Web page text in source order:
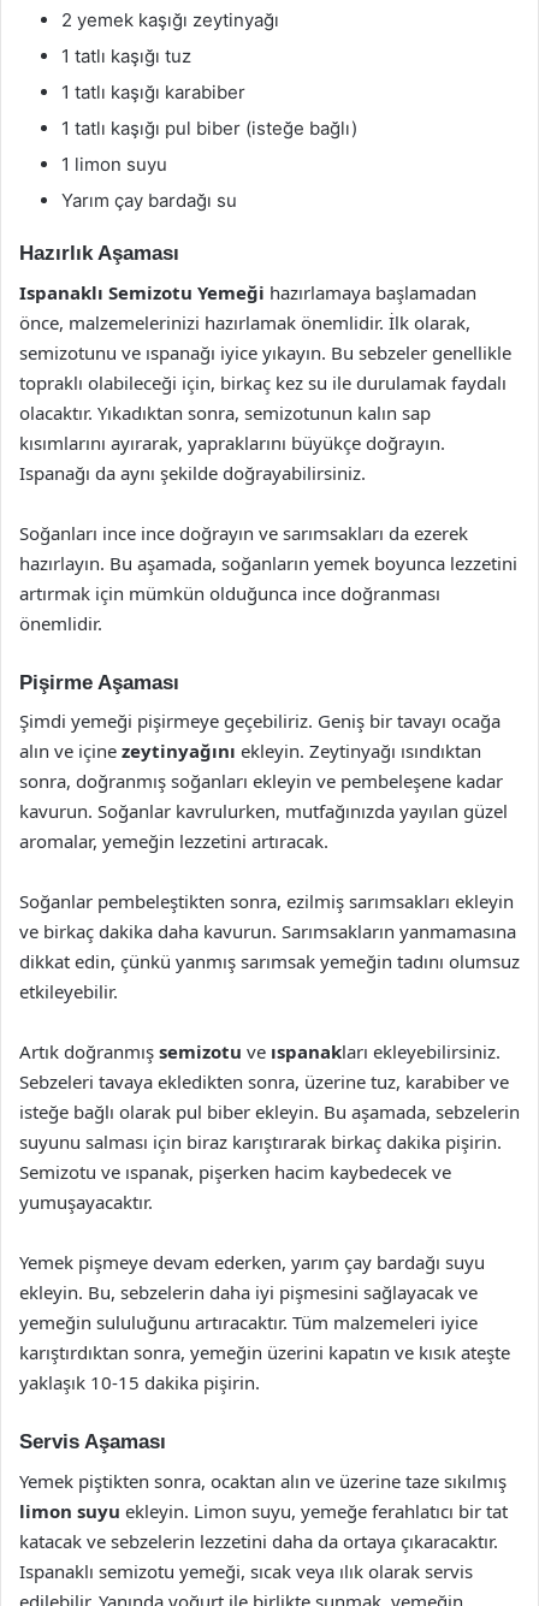
2 yemek kaşığı zeytinyağı
1 tatlı kaşığı tuz
1 tatlı kaşığı karabiber
1 tatlı kaşığı pul biber (isteğe bağlı)
1 limon suyu
Yarım çay bardağı su
Hazırlık Aşaması
Ispanaklı Semizotu Yemeği hazırlamaya başlamadan
önce, malzemelerinizi hazırlamak önemlidir. İlk olarak,
semizotunu ve ıspanağı iyice yıkayın. Bu sebzeler genellikle
topraklı olabileceği için, birkaç kez su ile durulamak faydalı
olacaktır. Yıkadıktan sonra, semizotunun kalın sap
kısımlarını ayırarak, yapraklarını büyükçe doğrayın.
Ispanağı da aynı şekilde doğrayabilirsiniz.
Soğanları ince ince doğrayın ve sarımsakları da ezerek
hazırlayın. Bu aşamada, soğanların yemek boyunca lezzetini
artırmak için mümkün olduğunca ince doğranması
önemlidir.
Pişirme Aşaması
Şimdi yemeği pişirmeye geçebiliriz. Geniş bir tavayı ocağa
alın ve içine zeytinyağını ekleyin. Zeytinyağı ısındıktan
sonra, doğranmış soğanları ekleyin ve pembeleşene kadar
kavurun. Soğanlar kavrulurken, mutfağınızda yayılan güzel
aromalar, yemeğin lezzetini artıracak.
Soğanlar pembeleştikten sonra, ezilmiş sarımsakları ekleyin
ve birkaç dakika daha kavurun. Sarımsakların yanmamasına
dikkat edin, çünkü yanmış sarımsak yemeğin tadını olumsuz
etkileyebilir.
Artık doğranmış semizotu ve ıspanakları ekleyebilirsiniz.
Sebzeleri tavaya ekledikten sonra, üzerine tuz, karabiber ve
isteğe bağlı olarak pul biber ekleyin. Bu aşamada, sebzelerin
suyunu salması için biraz karıştırarak birkaç dakika pişirin.
Semizotu ve ıspanak, pişerken hacim kaybedecek ve
yumuşayacaktır.
Yemek pişmeye devam ederken, yarım çay bardağı suyu
ekleyin. Bu, sebzelerin daha iyi pişmesini sağlayacak ve
yemeğin sululuğunu artıracaktır. Tüm malzemeleri iyice
karıştırdıktan sonra, yemeğin üzerini kapatın ve kısık ateşte
yaklaşık 10-15 dakika pişirin.
Servis Aşaması
Yemek piştikten sonra, ocaktan alın ve üzerine taze sıkılmış
limon suyu ekleyin. Limon suyu, yemeğe ferahlatıcı bir tat
katacak ve sebzelerin lezzetini daha da ortaya çıkaracaktır.
Ispanaklı semizotu yemeği, sıcak veya ılık olarak servis
edilebilir. Yanında yoğurt ile birlikte sunmak, yemeğin